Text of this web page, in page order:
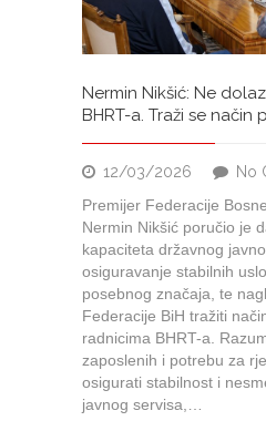
Nermin Nikšić: Ne
BHRT-a. Traži se način
12/03/2026 No
Premijer Federacije
Nermin Nikšić poručio je
kapaciteta državnog
osiguravanje stabilnih
posebnog značaja, te
Federacije BiH tražiti
radnicima BHRT-a.
zaposlenih i potrebu za
osigurati stabilnost i
javnog servisa,…